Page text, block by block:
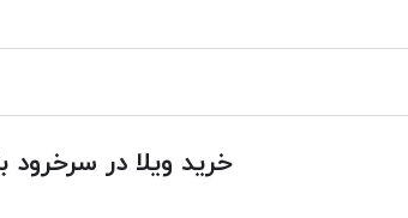
خرید ویلا در